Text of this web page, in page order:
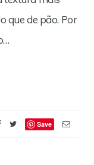
que de pão. Por
Save